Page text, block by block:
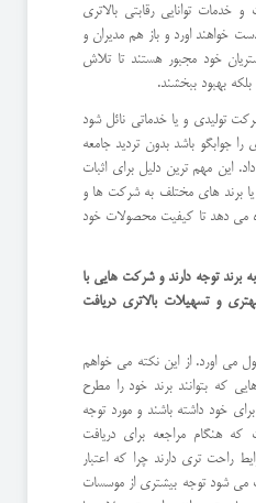
خدمات توانایی رقابتی بالاتری
خواهند اورد و باز هم مدیران و
خود مجبور هستند تا تلاش
بهبود ببخشند.
تولیدی و یا خدماتی نائل شود
جوابگو باشد بدون تردید جامعه
این مهم ترین دلیل برای اثبات
برند های مختلف به شرکت ها و
می دهد تا کیفیت محصولات خود
برند توجه دارند و شرکت هایی با
و تسهیلات بالاتری دریافت
اورد. از این نکته می خواهم
که بتوانند برند خود را مطرح
برای خود داشته باشند و مورد توجه
هنگام مراجعه برای دریافت
راحت تری دارند چرا که اعتبار
می شود توجه بیشتری از موسسات